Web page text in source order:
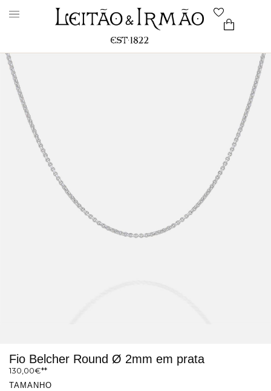
Fio Belcher Round Ø 2mm em prata
130,00€
TAMANHO